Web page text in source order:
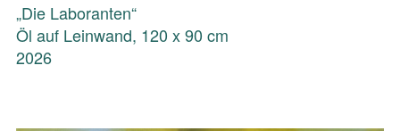
„Die Laboranten“
Öl auf Leinwand, 120 x 90 cm
2026